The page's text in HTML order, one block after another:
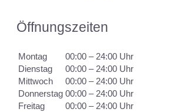
Öffnungszeiten
Montag
00:00 – 24:00 Uhr
Dienstag
00:00 – 24:00 Uhr
Mittwoch
00:00 – 24:00 Uhr
Donnerstag 00:00 – 24:00 Uhr
Freitag
00:00 – 24:00 Uhr